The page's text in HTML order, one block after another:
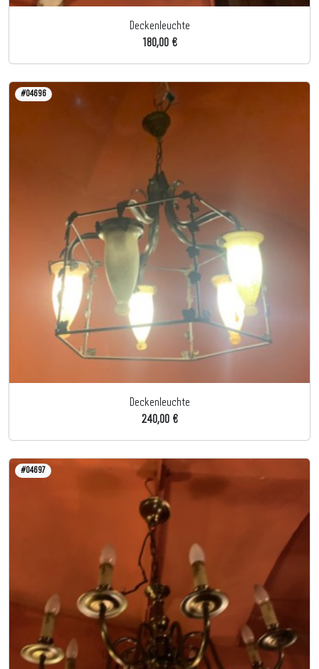
Deckenleuchte
180,00 €
#04696
Deckenleuchte
240,00 €
#04697